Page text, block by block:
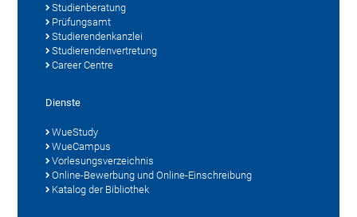
Studienberatung
Prüfungsamt
Studierendenkanzlei
Studierendenvertretung
Career Centre
Dienste
WueStudy
WueCampus
Vorlesungsverzeichnis
Online-Bewerbung und Online-Einschreibung
Katalog der Bibliothek